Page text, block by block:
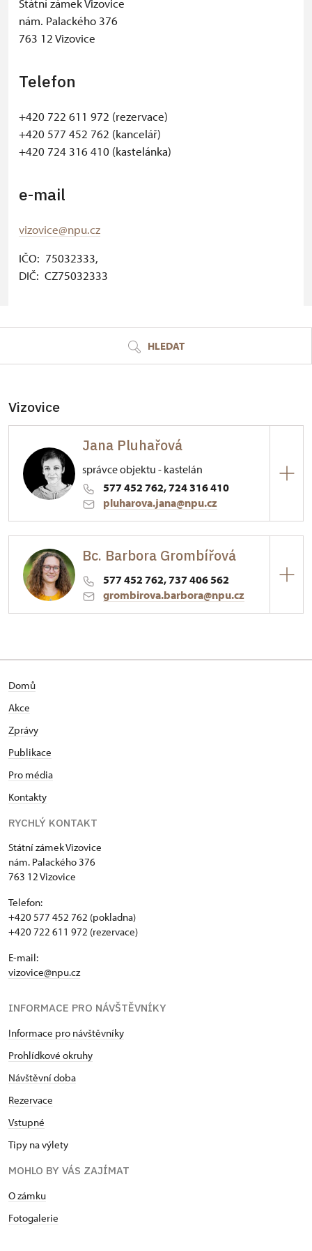
Státní zámek Vizovice
nám. Palackého 376
763 12 Vizovice
Telefon
+420 722 611 972 (rezervace)
+420 577 452 762 (kancelář)
+420 724 316 410 (kastelánka)
e-mail
vizovice@npu.cz
IČO: 75032333,
DIČ: CZ75032333
HLEDAT
Vizovice
Jana Pluhařová
správce objektu - kastelán
577 452 762, 724 316 410
pluharova.jana@npu.cz
Palackého nám. 376/, Vizovice
Bc. Barbora Grombířová
577 452 762, 737 406 562
grombirova.barbora@npu.cz
Domů
Akce
Zprávy
Publikace
Pro média
Kontakty
RYCHLÝ KONTAKT
Státní zámek Vizovice
nám. Palackého 376
763 12 Vizovice
Telefon:
+420 577 452 762 (pokladna)
+420 722 611 972 (rezervace)
E-mail:
vizovice@npu.cz
INFORMACE PRO NÁVŠTĚVNÍKY
Informace pro návštěvníky
Prohlídkové okruhy
Návštěvní doba
Rezervace
Vstupné
Tipy na výlety
MOHLO BY VÁS ZAJÍMAT
O zámku
Fotogalerie